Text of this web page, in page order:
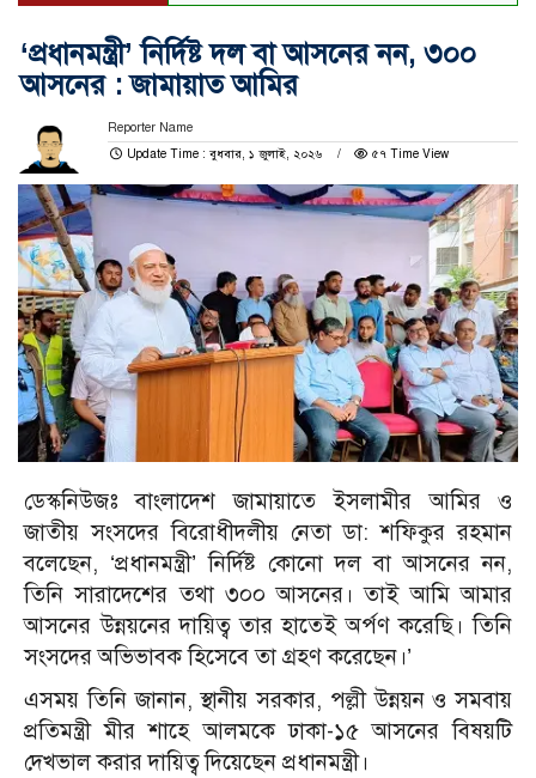
‘প্রধানমন্ত্রী’ নির্দিষ্ট দল বা আসনের নন, ৩০০
আসনের : জামায়াত আমির
Reporter Name
Update Time : বুধবার, ১ জুলাই, ২০২৬
৫৭ Time View
ডেস্কনিউজঃ বাংলাদেশ জামায়াতে ইসলামীর আমির ও
জাতীয় সংসদের বিরোধীদলীয় নেতা ডা: শফিকুর রহমান
বলেছেন, ‘প্রধানমন্ত্রী’ নির্দিষ্ট কোনো দল বা আসনের নন,
তিনি সারাদেশের তথা ৩০০ আসনের। তাই আমি আমার
আসনের উন্নয়নের দায়িত্ব তার হাতেই অর্পণ করেছি। তিনি
সংসদের অভিভাবক হিসেবে তা গ্রহণ করেছেন।’
এসময় তিনি জানান, স্থানীয় সরকার, পল্লী উন্নয়ন ও সমবায়
প্রতিমন্ত্রী মীর শাহে আলমকে ঢাকা-১৫ আসনের বিষয়টি
দেখভাল করার দায়িত্ব দিয়েছেন প্রধানমন্ত্রী।